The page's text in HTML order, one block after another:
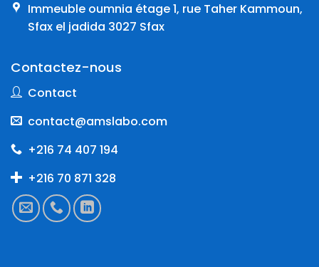
Immeuble oumnia étage 1, rue Taher Kammoun,
Sfax el jadida 3027 Sfax
Contactez-nous
Contact
contact@amslabo.com
+216 74 407 194
+216 70 871 328